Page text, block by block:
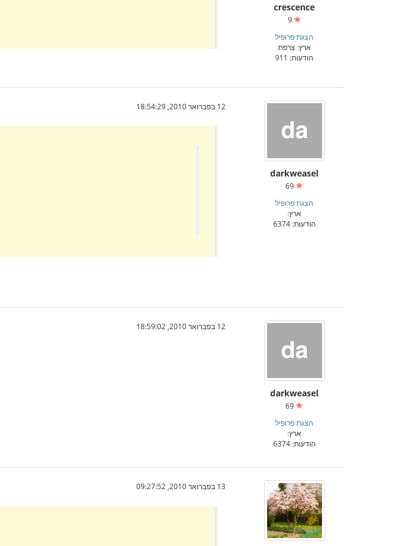
crescence
9
הצגת פרופיל
ארץ: צרפת
הודעות: 911
darkweasel
הצגת פרופיל
ארץ:
הודעות: 6374
12 בפברואר 2010, 18:54:29
darkweasel
הצגת פרופיל
ארץ:
הודעות: 6374
12 בפברואר 2010, 18:59:02
13 בפברואר 2010, 09:27:52